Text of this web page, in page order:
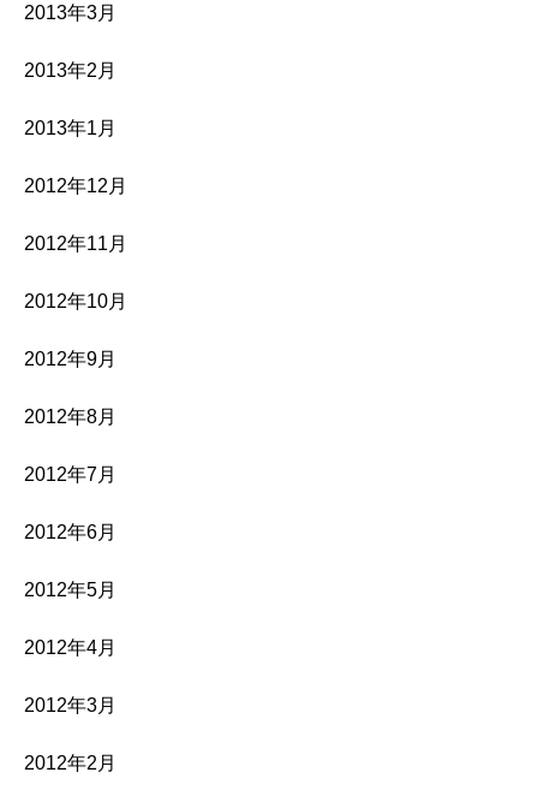
2013年3月
2013年2月
2013年1月
2012年12月
2012年11月
2012年10月
2012年9月
2012年8月
2012年7月
2012年6月
2012年5月
2012年4月
2012年3月
2012年2月